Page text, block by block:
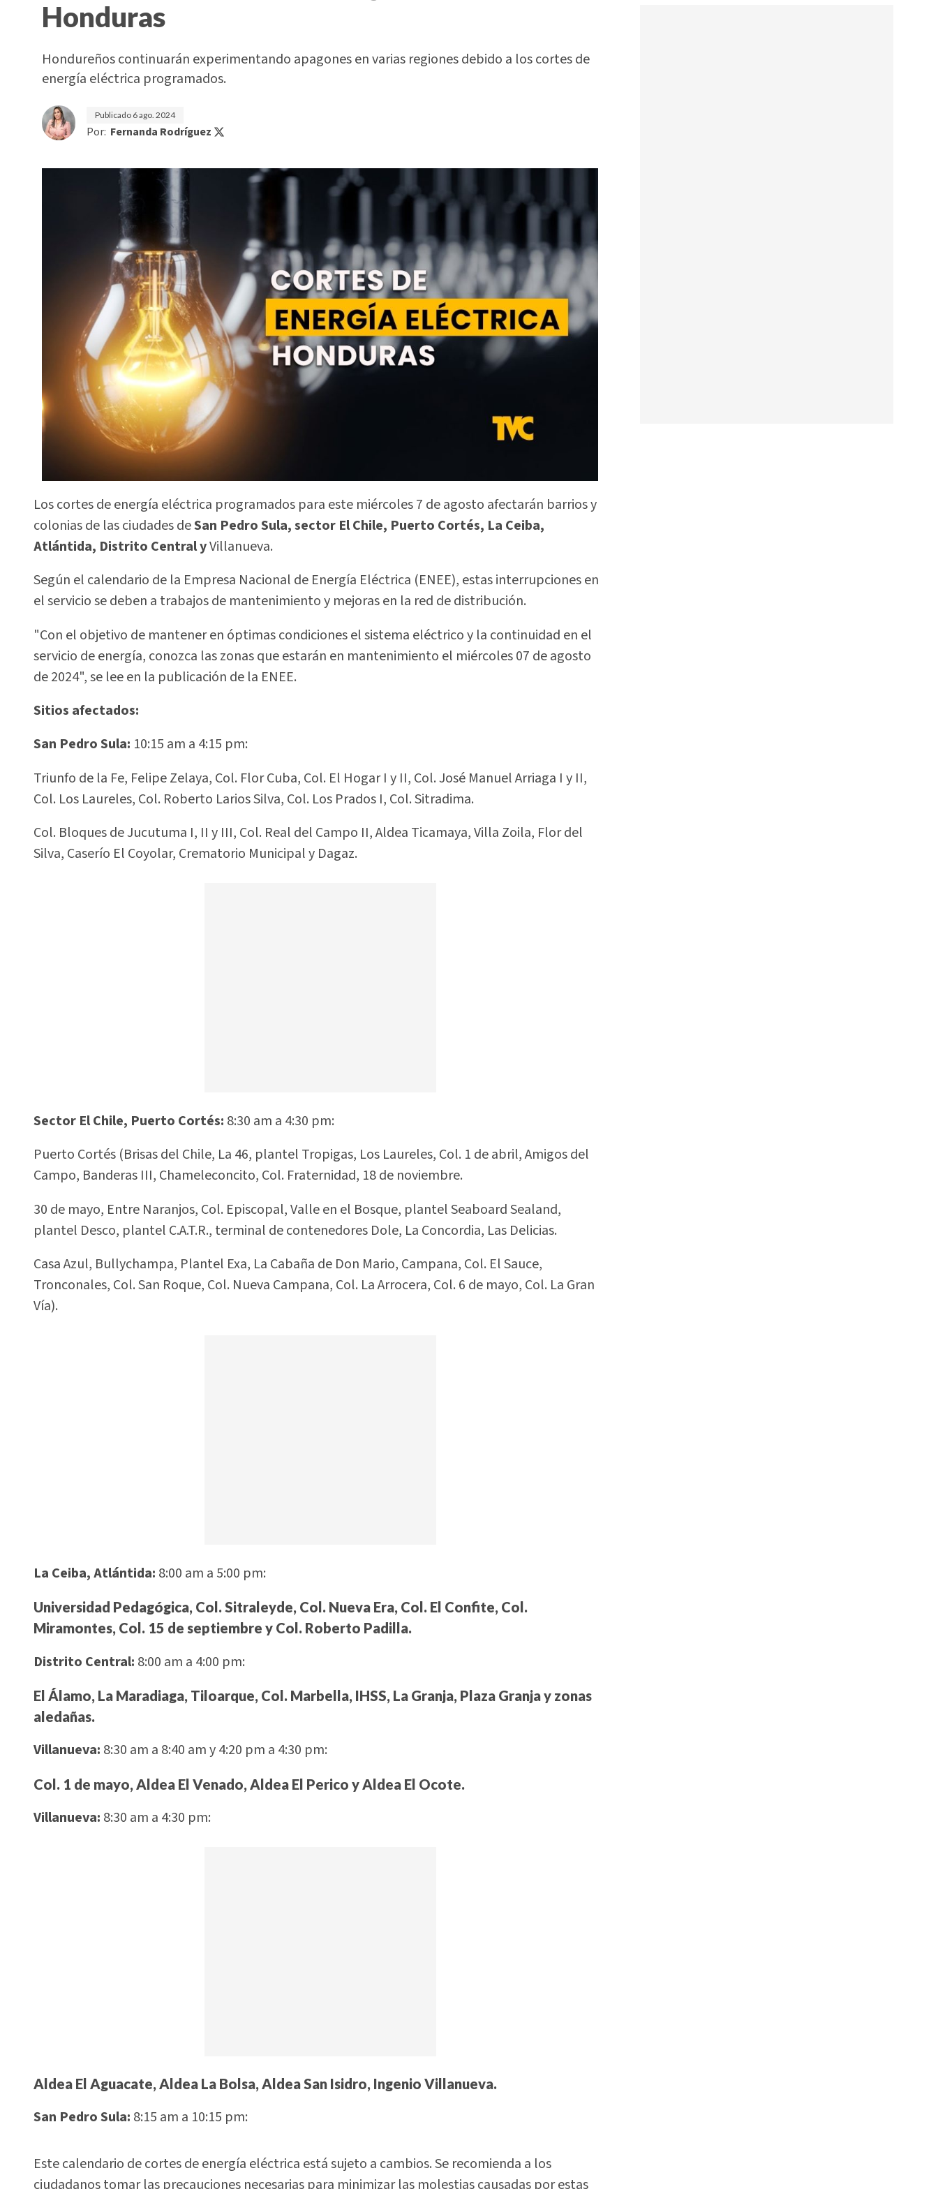
Honduras
Hondureños continuarán experimentando apagones en varias regiones debido a los cortes de
energía eléctrica programados.
Publicado 6 ago. 2024
Por: Fernanda Rodríguez
Los cortes de energía eléctrica programados para este miércoles 7 de agosto afectarán barrios y
colonias de las ciudades deSan Pedro Sula, sector El Chile, Puerto Cortés, La Ceiba,
Atlántida, Distrito Central yVillanueva.
Según el calendario de la Empresa Nacional de Energía Eléctrica (ENEE), estas interrupciones en
el servicio se deben a trabajos de mantenimiento y mejoras en la red de distribución.
"Con el objetivo de mantener en óptimas condiciones el sistema eléctrico y la continuidad en el
servicio de energía, conozca las zonas que estarán en mantenimiento el miércoles 07 de agosto
de 2024", se lee en la publicación de la ENEE.
Sitios afectados:
San Pedro Sula: 10:15 am a 4:15 pm:
Triunfo de la Fe, Felipe Zelaya, Col. Flor Cuba, Col. El Hogar I y II, Col. José Manuel Arriaga I y II,
Col. Los Laureles, Col. Roberto Larios Silva, Col. Los Prados I, Col. Sitradima.
Col. Bloques de Jucutuma I, II y III, Col. Real del Campo II, Aldea Ticamaya, Villa Zoila, Flor del
Silva, Caserío El Coyolar, Crematorio Municipal y Dagaz.
Sector El Chile, Puerto Cortés: 8:30 am a 4:30 pm:
Puerto Cortés (Brisas del Chile, La 46, plantel Tropigas, Los Laureles, Col. 1 de abril, Amigos del
Campo, Banderas III, Chameleconcito, Col. Fraternidad, 18 de noviembre.
30 de mayo, Entre Naranjos, Col. Episcopal, Valle en el Bosque, plantel Seaboard Sealand,
plantel Desco, plantel C.A.T.R., terminal de contenedores Dole, La Concordia, Las Delicias.
Casa Azul, Bullychampa, Plantel Exa, La Cabaña de Don Mario, Campana, Col. El Sauce,
Tronconales, Col. San Roque, Col. Nueva Campana, Col. La Arrocera, Col. 6 de mayo, Col. La Gran
Vía).
La Ceiba, Atlántida: 8:00 am a 5:00 pm:
Universidad Pedagógica, Col. Sitraleyde, Col. Nueva Era, Col. El Confite, Col.
Miramontes, Col. 15 de septiembre y Col. Roberto Padilla.
Distrito Central: 8:00 am a 4:00 pm:
El Álamo, La Maradiaga, Tiloarque, Col. Marbella, IHSS, La Granja, Plaza Granja y zonas
aledañas.
Villanueva: 8:30 am a 8:40 am y 4:20 pm a 4:30 pm:
Col. 1 de mayo, Aldea El Venado, Aldea El Perico y Aldea El Ocote.
Villanueva: 8:30 am a 4:30 pm:
Aldea El Aguacate, Aldea La Bolsa, Aldea San Isidro, Ingenio Villanueva.
San Pedro Sula: 8:15 am a 10:15 pm:
Este calendario de cortes de energía eléctrica está sujeto a cambios. Se recomienda a los
ciudadanos tomar las precauciones necesarias para minimizar las molestias causadas por estas